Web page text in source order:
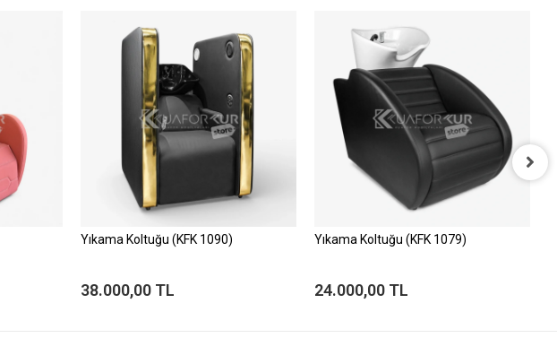
Yıkama Koltuğu (KFK 1090)
38.000,00 TL
Yıkama Koltuğu (KFK 1079)
24.000,00 TL